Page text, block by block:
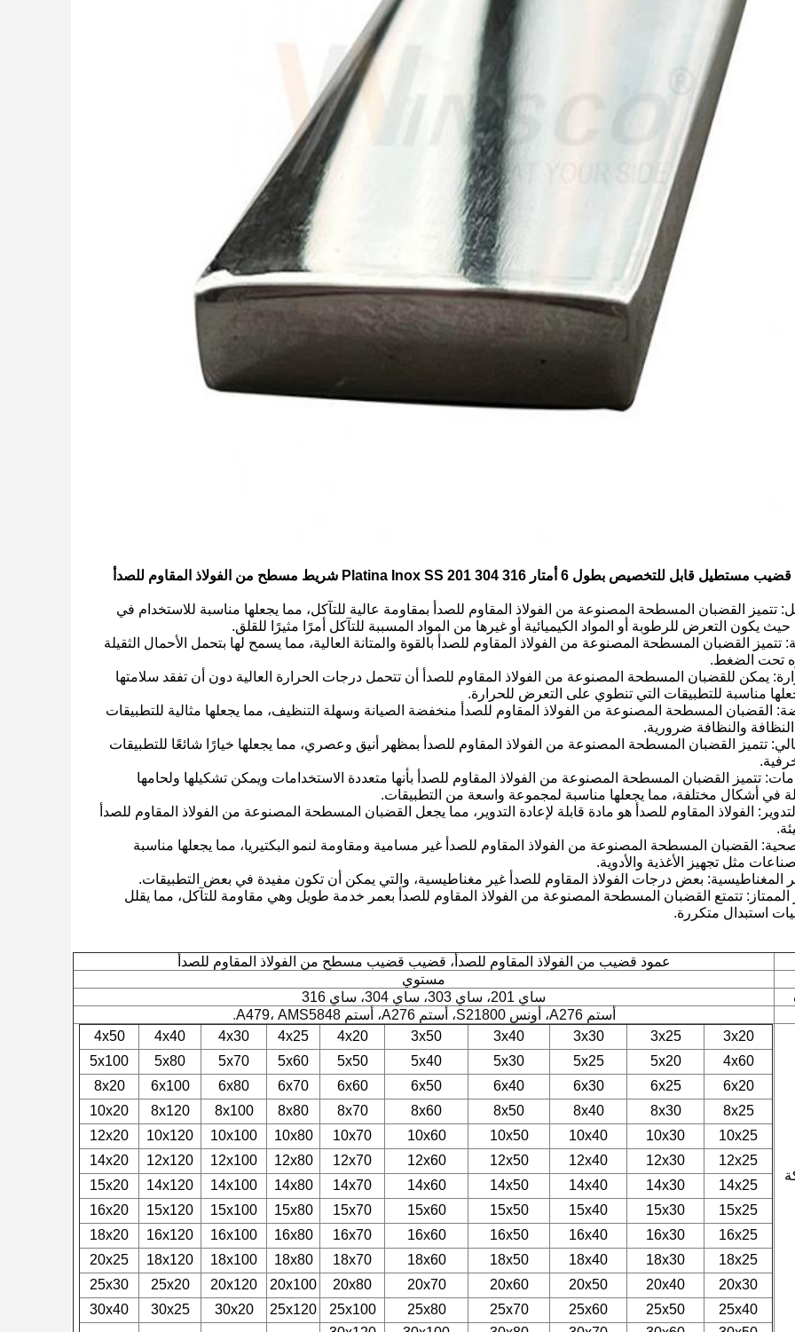
ما هي خصائص قضيب مستطيل قابل للتخصيص بطول 6 أمتار Platina Inox SS 201 304 316 شريط مسطح من الفولاذ المقاوم للصدأ
تتميز القضبان المسطحة المصنوعة من الفولاذ المقاوم للصدأ بمقاومة عالية للتآكل، مما يجعلها مناسبة للاستخدام في
حيث يكون التعرض للرطوبة أو المواد الكيميائية أو غيرها من المواد المسببة للتآكل أمرًا مثيرًا للقلق.
تتميز القضبان المسطحة المصنوعة من الفولاذ المقاوم للصدأ بالقوة والمتانة العالية، مما يسمح لها بتحمل الأحمال الثقيلة
تحت الضغط.
يمكن للقضبان المسطحة المصنوعة من الفولاذ المقاوم للصدأ أن تتحمل درجات الحرارة العالية دون أن تفقد سلامتها
مناسبة للتطبيقات التي تنطوي على التعرض للحرارة.
القضبان المسطحة المصنوعة من الفولاذ المقاوم للصدأ منخفضة الصيانة وسهلة التنظيف، مما يجعلها مثالية للتطبيقات
والنظافة ضرورية.
تتميز القضبان المسطحة المصنوعة من الفولاذ المقاوم للصدأ بمظهر أنيق وعصري، مما يجعلها خيارًا شائعًا للتطبيقات
تتميز القضبان المسطحة المصنوعة من الفولاذ المقاوم للصدأ بأنها متعددة الاستخدامات ويمكن تشكيلها ولحامها
في أشكال مختلفة، مما يجعلها مناسبة لمجموعة واسعة من التطبيقات.
التدوير: الفولاذ المقاوم للصدأ هو مادة قابلة لإعادة التدوير، مما يجعل القضبان المسطحة المصنوعة من الفولاذ المقاوم للصدأ
القضبان المسطحة المصنوعة من الفولاذ المقاوم للصدأ غير مسامية ومقاومة لنمو البكتيريا، مما يجعلها مناسبة
مثل تجهيز الأغذية والأدوية.
الممتاز: تتمتع القضبان المسطحة المصنوعة من الفولاذ المقاوم للصدأ بعمر خدمة طويل وهي مقاومة للتآكل، مما يقلل
استبدال متكررة.
عمود قضيب من الفولاذ المقاوم للصدأ، قضيب قضيب مسطح من الفولاذ المقاوم للصدأ
مستوي
ساي 201، ساي 303، ساي 304، ساي 316
أستم A276، أونس S21800، أستم A276، أستم A479، AMS5848
.
3x20
3x25
3x30
3x40
3x50
4x20
4x25
4x30
4x40
4x50
4x60
5x20
5x25
5x30
5x40
5x50
5x60
5x70
5x80
5x100
6x20
6x25
6x30
6x40
6x50
6x60
6x70
6x80
6x100
8x20
8x25
8x30
8x40
8x50
8x60
8x70
8x80
8x100
8x120
10x20
10x25
10x30
10x40
10x50
10x60
10x70
10x80
10x100
10x120
12x20
12x25
12x30
12x40
12x50
12x60
12x70
12x80
12x100
12x120
14x20
14x25
14x30
14x40
14x50
14x60
14x70
14x80
14x100
14x120
15x20
15x25
15x30
15x40
15x50
15x60
15x70
15x80
15x100
15x120
16x20
16x25
16x30
16x40
16x50
16x60
16x70
16x80
16x100
16x120
18x20
18x25
18x30
18x40
18x50
18x60
18x70
18x80
18x100
18x120
20x25
20x30
20x40
20x50
20x60
20x70
20x80
20x100
20x120
25x20
25x30
25x40
25x50
25x60
25x70
25x80
25x100
25x120
30x20
30x25
30x40